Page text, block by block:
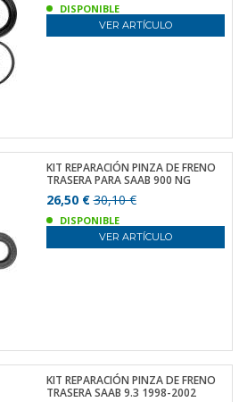
DISPONIBLE
VER ARTÍCULO
KIT REPARACIÓN PINZA DE FRENO
TRASERA PARA SAAB 900 NG
26,50 €30,10 €
DISPONIBLE
VER ARTÍCULO
KIT REPARACIÓN PINZA DE FRENO
TRASERA SAAB 9.3 1998-2002